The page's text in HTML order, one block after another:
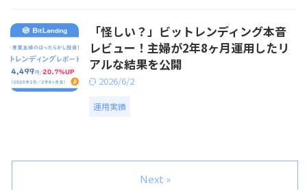
「怪しい？」ビットレンディング本音
レビュー！主婦が2年8ヶ月運用したリ
アルな結果を公開
2026/6/2
運用実績
Next »